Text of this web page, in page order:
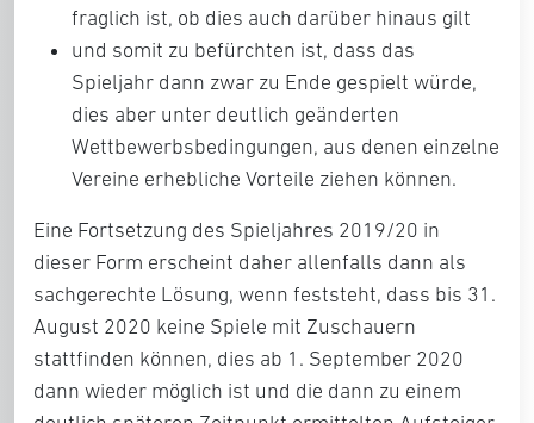
fraglich ist, ob dies auch darüber hinaus gilt
und somit zu befürchten ist, dass das
Spieljahr dann zwar zu Ende gespielt würde,
dies aber unter deutlich geänderten
Wettbewerbsbedingungen, aus denen einzelne
Vereine erhebliche Vorteile ziehen können.
Eine Fortsetzung des Spieljahres 2019/20 in
dieser Form erscheint daher allenfalls dann als
sachgerechte Lösung, wenn feststeht, dass bis 31.
August 2020 keine Spiele mit Zuschauern
stattfinden können, dies ab 1. September 2020
dann wieder möglich ist und die dann zu einem